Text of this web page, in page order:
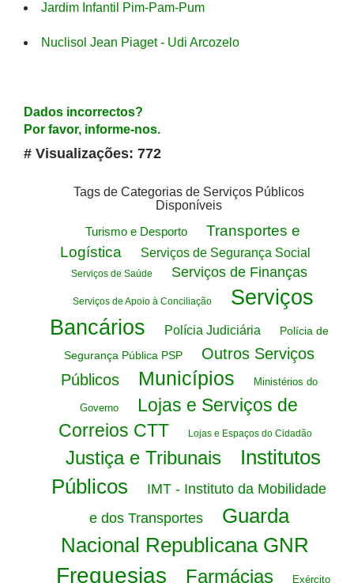
Jardim Infantil Pim-Pam-Pum
Nuclisol Jean Piaget - Udi Arcozelo
Dados incorrectos?
Por favor, informe-nos.
# Visualizações: 772
Tags de Categorias de Serviços Públicos
Disponíveis
Turismo e Desporto
Transportes e
Logística
Serviços de Segurança Social
Serviços de Saúde Serviços de Finanças
Serviços de Apoio à Conciliação
Serviços
Bancários
Polícia Judiciária
Polícia de
Segurança Pública PSP
Outros Serviços
Públicos
Municípios Ministérios do
Governo
Lojas e Serviços de
Correios CTT
Lojas e Espaços do Cidadão
Justiça e Tribunais
Institutos
Públicos
IMT - Instituto da Mobilidade
e dos Transportes
Guarda
Nacional Republicana GNR
Freguesias Farmácias Exército